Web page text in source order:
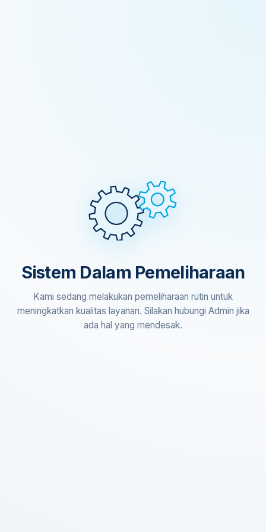
Sistem Dalam Pemeliharaan
Kami sedang melakukan pemeliharaan rutin untuk
meningkatkan kualitas layanan. Silakan hubungi Admin jika
ada hal yang mendesak.